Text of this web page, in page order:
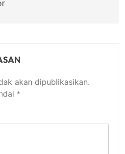
akan dipublikasikan.
*